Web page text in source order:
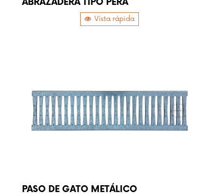
ABRAZADERA TIPO PERA
Vista rápida
PASO DE GATO METÁLICO